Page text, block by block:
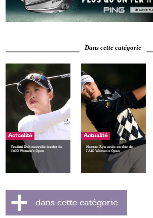
Dans cette catégorie
Actualité
Yealimi Noh nouvelle leader de
l’AIG Women’s Open
Actualité
Haeran Ryu seule en tête de
l’AIG Women’s Open